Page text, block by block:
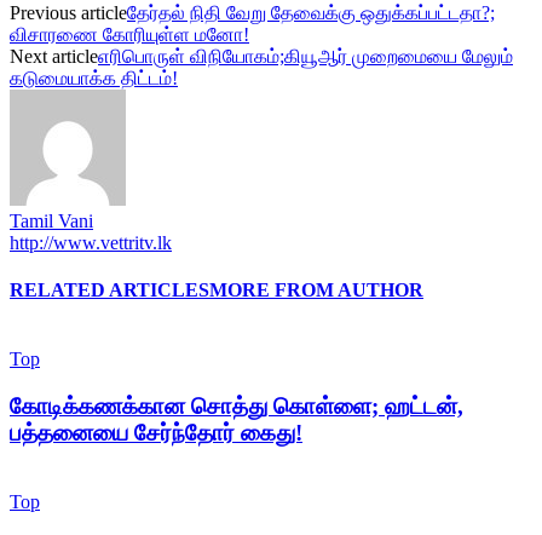
Previous articleதேர்தல் நிதி வேறு தேவைக்கு ஒதுக்கப்பட்டதா?;
விசாரணை கோரியுள்ள மனோ!
Next articleஎரிபொருள் விநியோகம்;கியூஆர் முறைமையை மேலும்
கடுமையாக்க திட்டம்!
Tamil Vani
http://www.vettritv.lk
RELATED ARTICLESMORE FROM AUTHOR
Top
கோடிக்கணக்கான சொத்து கொள்ளை; ஹட்டன்,
பத்தனையை சேர்ந்தோர் கைது!
Top